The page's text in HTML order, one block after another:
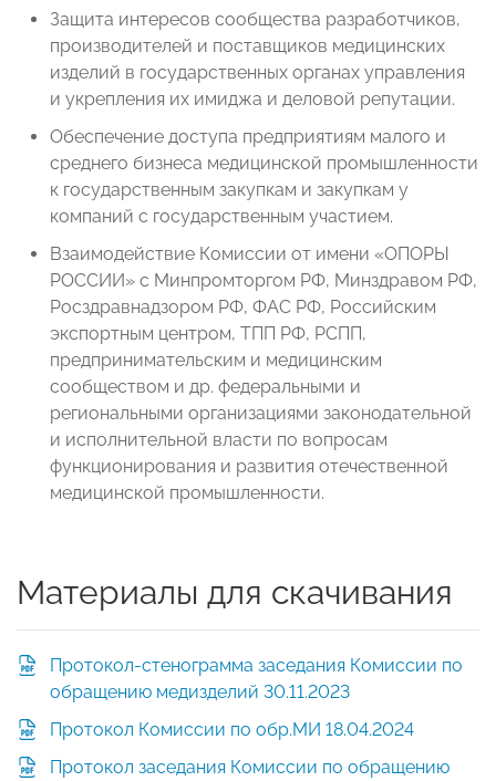
Защита интересов сообщества разработчиков,
производителей и поставщиков медицинских
изделий в государственных органах управления
и укрепления их имиджа и деловой репутации.
Обеспечение доступа предприятиям малого и
среднего бизнеса медицинской промышленности
к государственным закупкам и закупкам у
компаний с государственным участием.
Взаимодействие Комиссии от имени «ОПОРЫ
РОССИИ» с Минпромторгом РФ, Минздравом РФ,
Росздравнадзором РФ, ФАС РФ, Российским
экспортным центром, ТПП РФ, РСПП,
предпринимательским и медицинским
сообществом и др. федеральными и
региональными организациями законодательной
и исполнительной власти по вопросам
функционирования и развития отечественной
медицинской промышленности.
Материалы для скачивания
Протокол-стенограмма заседания Комиссии по
обращению медизделий 30.11.2023
Протокол Комиссии по обр.МИ 18.04.2024
Протокол заседания Комиссии по обращению